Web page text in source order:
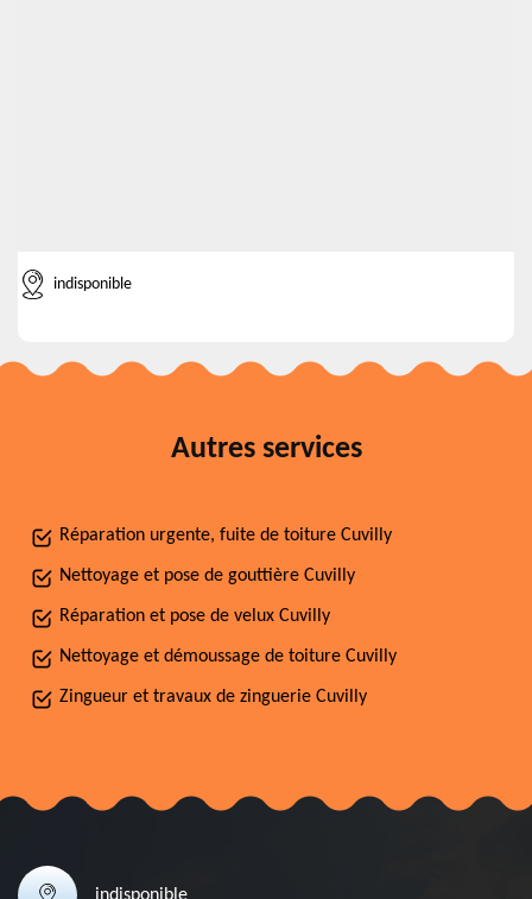
indisponible
Autres services
Réparation urgente, fuite de toiture Cuvilly
Nettoyage et pose de gouttière Cuvilly
Réparation et pose de velux Cuvilly
Nettoyage et démoussage de toiture Cuvilly
Zingueur et travaux de zinguerie Cuvilly